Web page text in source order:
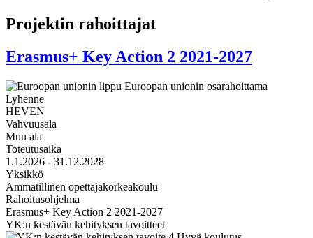
Projektin rahoittajat
Erasmus+ Key Action 2 2021-2027
Lyhenne
HEVEN
Vahvuusala
Muu ala
Toteutusaika
1.1.2026 - 31.12.2028
Yksikkö
Ammatillinen opettajakorkeakoulu
Rahoitusohjelma
Erasmus+ Key Action 2 2021-2027
YK:n kestävän kehityksen tavoitteet